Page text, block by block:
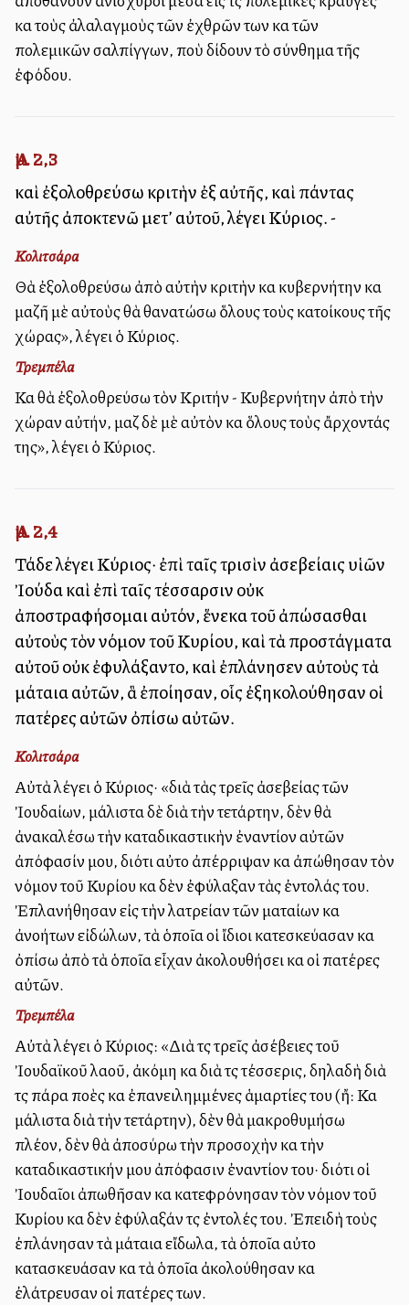
καὶ τοὺς ἀλαλαγμοὺς τῶν ἐχθρῶν των καὶ τῶν
πολεμικῶν σαλπίγγων, ποὺ δίδουν τὸ σύνθημα τῆς
ἐφόδου.
Ἀμ. 2,3
καὶ ἐξολοθρεύσω κριτὴν ἐξ αὐτῆς, καὶ πάντας
αὐτῆς ἀποκτενῶ μετ’ αὐτοῦ, λέγει Κύριος. -
Κολιτσάρα
Θὰ ἐξολοθρεύσω ἀπὸ αὐτὴν κριτὴν καὶ κυβερνήτην καὶ
μαζῆ μὲ αὐτοὺς θὰ θανατώσω ὅλους τοὺς κατοίκους τῆς
χώρας», λέγει ὁ Κύριος.
Τρεμπέλα
Καὶ θὰ ἐξολοθρεύσω τὸν Κριτήν - Κυβερνήτην ἀπὸ τὴν
χώραν αὐτήν, μαζὶ δὲ μὲ αὐτὸν καὶ ὅλους τοὺς ἄρχοντάς
της», λέγει ὁ Κύριος.
Ἀμ. 2,4
Τάδε λέγει Κύριος· ἐπὶ ταῖς τρισὶν ἀσεβείαις υἱῶν
Ἰούδα καὶ ἐπὶ ταῖς τέσσαρσιν οὐκ
ἀποστραφήσομαι αὐτόν, ἕνεκα τοῦ ἀπώσασθαι
αὐτοὺς τὸν νόμον τοῦ Κυρίου, καὶ τὰ προστάγματα
αὐτοῦ οὐκ ἐφυλάξαντο, καὶ ἐπλάνησεν αὐτοὺς τὰ
μάταια αὐτῶν, ἃ ἐποίησαν, οἷς ἐξηκολούθησαν οἱ
πατέρες αὐτῶν ὀπίσω αὐτῶν.
Κολιτσάρα
Αὐτὰ λέγει ὁ Κύριος· «διὰ τὰς τρεῖς ἀσεβείας τῶν
Ἰουδαίων, μάλιστα δὲ διὰ τὴν τετάρτην, δὲν θὰ
ἀνακαλέσω τὴν καταδικαστικὴν ἐναντίον αὐτῶν
ἀπόφασίν μου, διότι αὐτοὶ ἀπέρριψαν καὶ ἀπώθησαν τὸν
νόμον τοῦ Κυρίου καὶ δὲν ἐφύλαξαν τὰς ἐντολάς του.
Ἐπλανήθησαν εἰς τὴν λατρείαν τῶν ματαίων καὶ
ἀνοήτων εἰδώλων, τὰ ὁποῖα οἱ ἴδιοι κατεσκεύασαν καὶ
ὀπίσω ἀπὸ τὰ ὁποῖα εἶχαν ἀκολουθήσει καὶ οἱ πατέρες
αὐτῶν.
Τρεμπέλα
Αὐτὰ λέγει ὁ Κύριος: «Διὰ τὶς τρεῖς ἀσέβειες τοῦ
Ἰουδαϊκοῦ λαοῦ, ἀκόμη καὶ διὰ τὶς τέσσερις, δηλαδὴ διὰ
τὶς πάρα πολλὲς καὶ ἐπανειλημμένες ἁμαρτίες του (ἤ: Καὶ
μάλιστα διὰ τὴν τετάρτην), δὲν θὰ μακροθυμήσω
πλέον, δὲν θὰ ἀποσύρω τὴν προσοχὴν καὶ τὴν
καταδικαστικήν μου ἀπόφασιν ἐναντίον του· διότι οἱ
Ἰουδαῖοι ἀπωθῆσαν καὶ κατεφρόνησαν τὸν νόμον τοῦ
Κυρίου καὶ δὲν ἐφύλαξάν τὶς ἐντολές του. Ἐπειδὴ τοὺς
ἐπλάνησαν τὰ μάταια εἴδωλα, τὰ ὁποῖα αὐτοὶ
κατασκευάσαν καὶ τὰ ὁποῖα ἀκολούθησαν καὶ
ἐλάτρευσαν οἱ πατέρες των.